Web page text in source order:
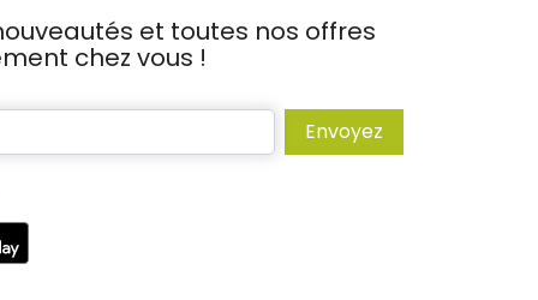
et toutes nos offres
chez vous !
Envoyez